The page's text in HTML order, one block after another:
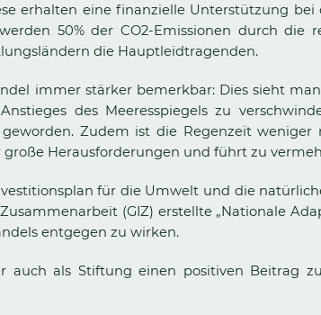
erhalten eine finanzielle Unterstützung
50% der CO2-Emissionen durch die
die Hauptleidtragenden.
immer stärker bemerkbar: Dies sieht
des Meeresspiegels zu
Zudem ist die Regenzeit
große Herausforderungen und führt zu
für die Umwelt und die
(GIZ) erstellte „Nationale
entgegen zu wirken.
als Stiftung einen positiven Beitrag